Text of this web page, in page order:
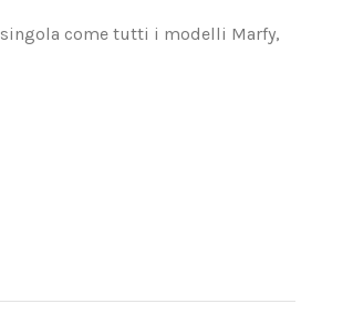
come tutti i modelli Marfy,